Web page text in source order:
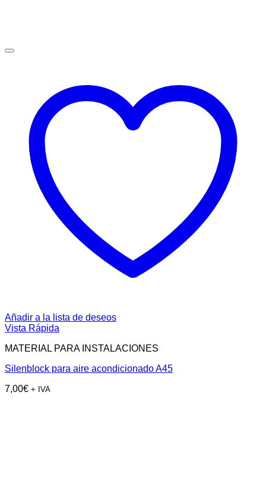
Añadir a la lista de deseos
Vista Rápida
MATERIAL PARA INSTALACIONES
Silenblock para aire acondicionado A45
7,00€ + IVA